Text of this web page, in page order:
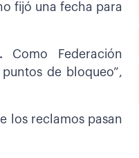
fijó una fecha para
Como Federación
de bloqueo”,
los reclamos pasan